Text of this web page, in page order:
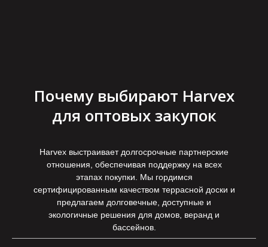
Почему выбирают Harvex
для оптовых закупок
Harvex выстраивает долгосрочные партнерские
отношения, обеспечивая поддержку на всех
этапах покупки. Мы гордимся
сертифицированным качеством террасной доски и
предлагаем долговечные, доступные и
экологичные решения для домов, веранд и
бассейнов.